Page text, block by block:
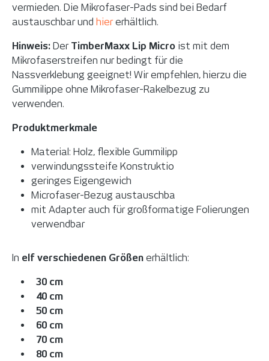
vermieden. Die Mikrofaser-Pads sind bei Bedarf
austauschbar und hiererhältlich.
Hinweis: Der TimberMaxx Lip Micro ist mit dem
Mikrofaserstreifen nur bedingt für die
Nassverklebung geeignet! Wir empfehlen, hierzu die
Gummilippe ohne Mikrofaser-Rakelbezug zu
verwenden.
Produktmerkmale
Material: Holz, flexible Gummilipp
verwindungssteife Konstruktio
geringes Eigengewich
Microfaser-Bezug austauschba
mit Adapter auch für großformatige Folierungen
verwendbar
In elf verschiedenen Größen erhältlich:
30 cm
40 cm
50 cm
60 cm
70 cm
80 cm